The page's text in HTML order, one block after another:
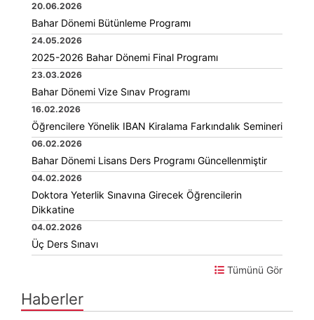
20.06.2026
Bahar Dönemi Bütünleme Programı
24.05.2026
2025-2026 Bahar Dönemi Final Programı
23.03.2026
Bahar Dönemi Vize Sınav Programı
16.02.2026
Öğrencilere Yönelik IBAN Kiralama Farkındalık Semineri
06.02.2026
Bahar Dönemi Lisans Ders Programı Güncellenmiştir
04.02.2026
Doktora Yeterlik Sınavına Girecek Öğrencilerin
Dikkatine
04.02.2026
Üç Ders Sınavı
Tümünü Gör
Haberler